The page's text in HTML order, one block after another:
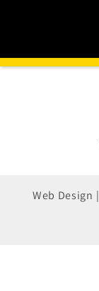
Web Design |